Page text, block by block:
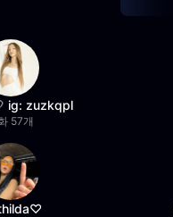
ig: zuzkqpl
57개